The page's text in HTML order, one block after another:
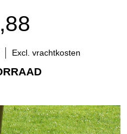
Excl. vrachtkosten